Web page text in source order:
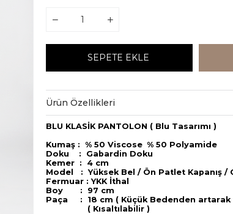
Ürün Özellikleri
BLU KLASİK PANTOLON ( Blu Tasarımı )
Kumaş : % 50 Viscose % 50 Polyamide
Doku : Gabardin Doku
Kemer : 4 cm
Model : Yüksek Bel / Ön Patlet Kapanış /
Fermuar : YKK İthal
Boy : 97 cm
Paça : 18 cm ( Küçük Bedenden artarak
( Kısaltılabilir )